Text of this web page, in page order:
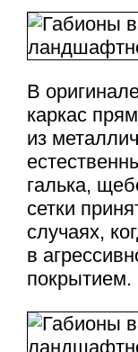
В
каркас
из
галька,
сетки
случаях,
в
покрытием.